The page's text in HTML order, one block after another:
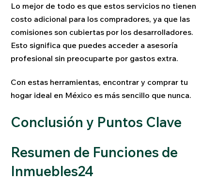
Lo mejor de todo es que estos servicios no tienen
costo adicional para los compradores, ya que las
comisiones son cubiertas por los desarrolladores.
Esto significa que puedes acceder a asesoría
profesional sin preocuparte por gastos extra.
Con estas herramientas, encontrar y comprar tu
hogar ideal en México es más sencillo que nunca.
Conclusión y Puntos Clave
Resumen de Funciones de
Inmuebles24